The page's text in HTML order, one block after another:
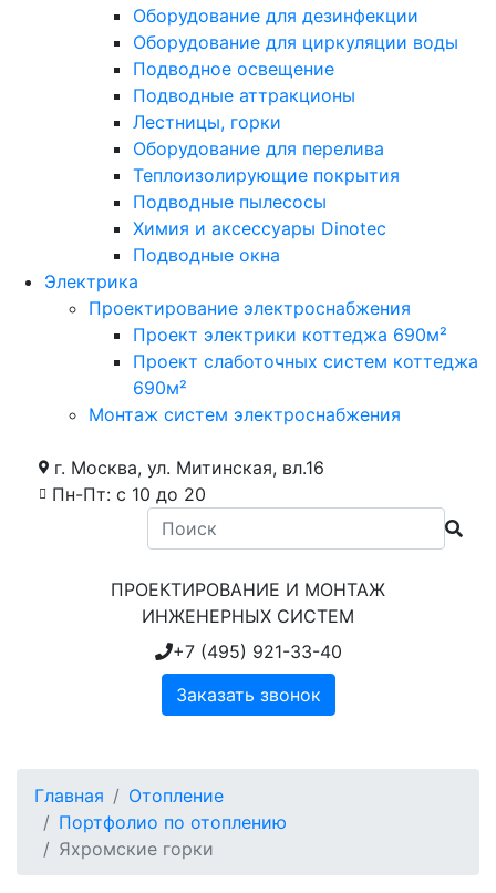
Оборудование для дезинфекции
Оборудование для циркуляции воды
Подводное освещение
Подводные аттракционы
Лестницы, горки
Оборудование для перелива
Теплоизолирующие покрытия
Подводные пылесосы
Химия и аксессуары Dinotec
Подводные окна
Электрика
Проектирование электроснабжения
Проект электрики коттеджа 690м²
Проект слаботочных систем коттеджа
690м²
Монтаж систем электроснабжения
г. Москва, ул. Митинская, вл.16
Пн-Пт: с 10 до 20
ПРОЕКТИРОВАНИЕ И МОНТАЖ
ИНЖЕНЕРНЫХ СИСТЕМ
+7 (495) 921-33-40
Заказать звонок
Главная
Отопление
Портфолио по отоплению
Яхромские горки